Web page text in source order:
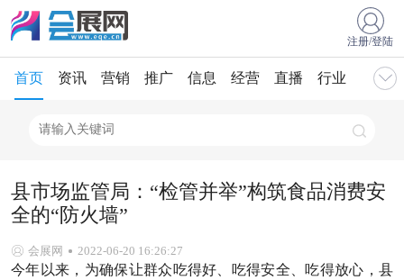
注册/登陆
首页 资讯 营销 推广 信息 经营 直播 行业
县市场监管局：“检管并举”构筑食品消费安
全的“防火墙”
会展网 2022-06-20 16:26:27
今年以来，为确保让群众吃得好、吃得安全、吃得放心，县